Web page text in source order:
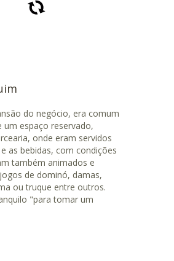
do negócio, era comum
um espaço reservado,
onde eram servidos
as bebidas, com condições
também animados e
de dominó, damas,
ou truque entre outros.
"para tomar um